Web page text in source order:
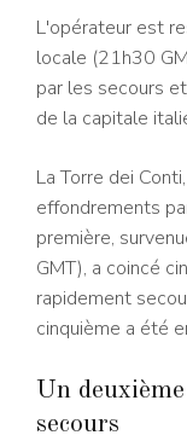
L'opérateur est
locale (21h30
par les secours
de la capitale
La Torre dei
effondrements
première,
GMT), a coincé
rapidement
cinquième a été
Un
secours